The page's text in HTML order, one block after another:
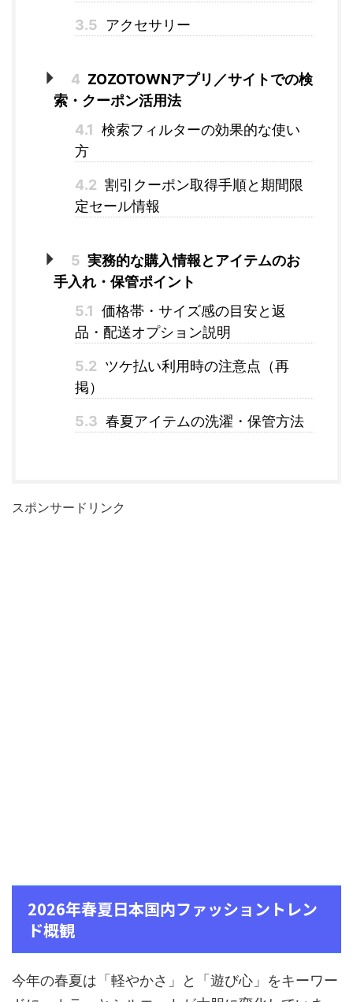
3.5 アクセサリー
4 ZOZOTOWNアプリ／サイトでの検
索・クーポン活用法
4.1 検索フィルターの効果的な使い
方
4.2 割引クーポン取得手順と期間限
定セール情報
5 実務的な購入情報とアイテムのお
手入れ・保管ポイント
5.1 価格帯・サイズ感の目安と返
品・配送オプション説明
5.2 ツケ払い利用時の注意点（再
掲）
5.3 春夏アイテムの洗濯・保管方法
スポンサードリンク
2026年春夏日本国内ファッショントレン
ド概観
今年の春夏は「軽やかさ」と「遊び心」をキーワー